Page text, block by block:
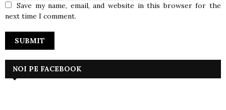
Save my name, email, and website in this browser for the
next time I comment.
NOI PE FACEBOOK